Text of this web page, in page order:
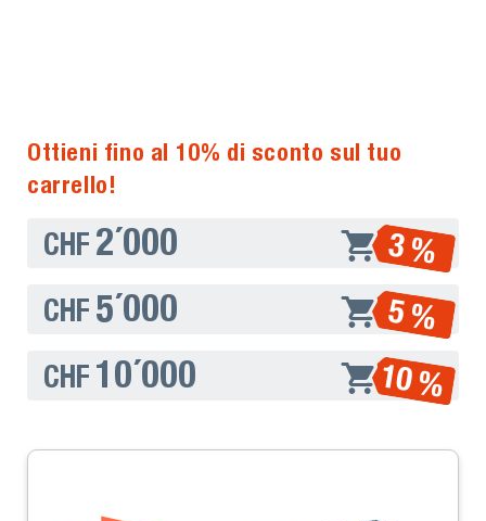
Ottieni fino al 10% di sconto sul tuo
carrello!
CHF 2´000 3 %
CHF 5´000 5 %
CHF 10´000 10 %